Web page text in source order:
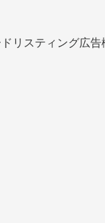
リスティング広